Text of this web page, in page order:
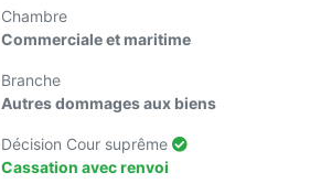
Chambre
Commerciale et maritime
Branche
Autres dommages aux biens
Décision Cour suprême
Cassation avec renvoi